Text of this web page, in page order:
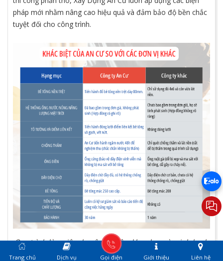
không thế thiếu trong các công trình xây dựng hiện nay.
Tham khảo dịch vụxây nhà trọn gói
Điểm khác biệt của An Cư so với các
đơn vị thi công xây dựng phần thô
So với các đơn vị khác đang hoạt động trên thị trường,
chúng tôi sở hữu nhiều ưu điểm nổi trội về kinh nghiệm, uy
giá xây dựng phần thô cũng như chất lượng và
tiến độ hoàn thiện công trình. Đặc biệt, đối với các hạng mục
thi công phần thô, Xây Dựng An Cư luôn áp dụng các biện
pháp mới nhằm nâng cao hiệu quả và đảm bảo độ bền chắc
tuyệt đối cho công trình.
Trang chủ Dịch vụ Gọi điện Giới thiệu Liên hệ